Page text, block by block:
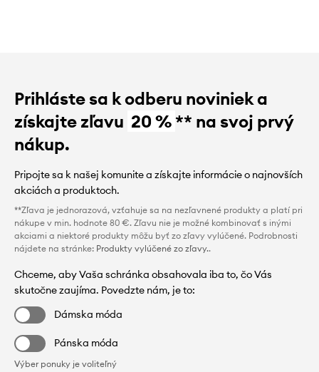
Prihláste sa k odberu noviniek a
získajte zľavu 20 %** na svoj prvý
nákup.
Pripojte sa k našej komunite a získajte informácie o najnovších
akciách a produktoch.
**Zľava je jednorazová, vzťahuje sa na nezľavnené produkty a platí pri
nákupe v min. hodnote 80 €. Zľavu nie je možné kombinovať s inými
akciami a niektoré produkty môžu byť zo zľavy vylúčené. Podrobnosti
nájdete na stránke: Produkty vylúčené zo zľavy..
Chceme, aby Vaša schránka obsahovala iba to, čo Vás
skutočne zaujíma. Povedzte nám, je to:
Dámska móda
Pánska móda
Výber ponuky je voliteľný